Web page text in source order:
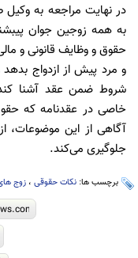
در نهایت مراجعه به
به همه زوجین جوان
حقوق و وظایف قانونی و
و مرد پیش از ازدواج بدهد
شروط ضمن عقد آشنا
خاصی در عقدنامه که
آگاهی از این موضوعات،
جلوگیری می‌کند.
برچسب ها: نکات حقوقی ، زوج